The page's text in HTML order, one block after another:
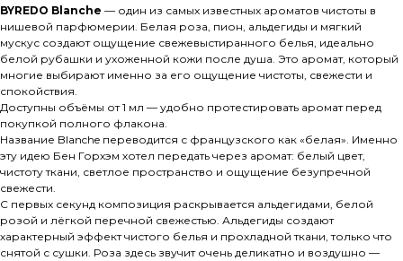
BYREDO Blanche — один из самых известных ароматов чистоты в
нишевой парфюмерии. Белая роза, пион, альдегиды и мягкий
мускус создают ощущение свежевыстиранного белья, идеально
белой рубашки и ухоженной кожи после душа. Это аромат, который
многие выбирают именно за его ощущение чистоты, свежести и
спокойствия.
Доступны объёмы от 1 мл — удобно протестировать аромат перед
покупкой полного флакона.
Название Blanche переводится с французского как «белая». Именно
эту идею Бен Горхэм хотел передать через аромат: белый цвет,
чистоту ткани, светлое пространство и ощущение безупречной
свежести.
С первых секунд композиция раскрывается альдегидами, белой
розой и лёгкой перечной свежестью. Альдегиды создают
характерный эффект чистого белья и прохладной ткани, только что
снятой с сушки. Роза здесь звучит очень деликатно и воздушно —